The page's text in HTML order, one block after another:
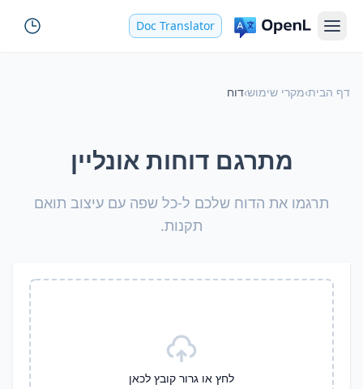
Doc Translator
דף הבית›מקרי שימוש›דוח
מתרגם דוחות אונליין
תרגמו את הדוח שלכם ל-כל שפה עם עיצוב תואם
תקנות.
לחץ או גרור קובץ לכאן